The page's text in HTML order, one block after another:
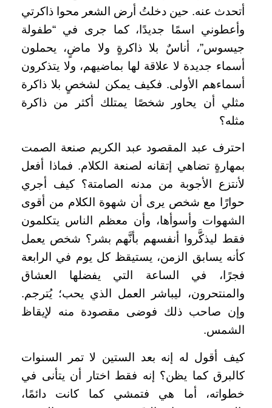
أتحدث عنه. حين دخلتُ أرض الشعر محوا ذاكرتي
وأعطوني اسمًا جديدًا، كما جرى في “طفولة
جيسوس”، أناسٌ بلا ذاكرةٍ ولا ماضٍ، يحملون
أسماء جديدة لا علاقة لها بماضيهم، ولا يتذكرون
أسماءهم الأولى. فكيف يمكن لشخصٍ بلا ذاكرة
مثلي أن يحاور شخصًا يمتلك أكثر من ذاكرة
مثله؟
احترف عبد المقصود عبد الكريم صنعة الصمت
بمهارةٍ تضاهي إتقانه لصنعة الكلام. فماذا أفعل
لأنتزع الأجوبة من مدنه الصامتة؟ كيف أجري
حوارًا مع شخص يرى أن شهوة الكلام من أقوى
الشهوات وأسوأها، وأن معظم الناس يتكلمون
فقط ليذكَّروا أنفسهم بأنَّهم بشر؟ شخص يعمل
كأنه يسابق الزمن، يستيقظ كل يوم في الرابعة
فجرًا، في الساعة التي يفضلها العشاق
والمنتحرون، ليباشر العمل الذي يحب؛ يُترجم.
وإن صاحب ذلك فوضى مقصودة منه لإيقاظ
الشمس.
كيف أقول له إنه بعد الستين لا تمر السنوات
كالبرق كما يظن؟ إنه فقط اختار أن يتأنى في
خطواته، أما هي فتمشي كما كانت دائمًا،